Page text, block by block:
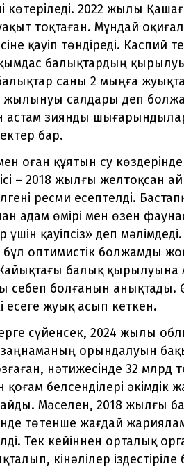
көтеріледі. 2022 жылы
уақыт тоқтаған. Мұндай
қауіп төндіреді.
балықтардың
саны 2 мыңға
жылынуы салдары деп
астам зиянды
бар.
оған құятын су
– 2018 жылғы желтоқсан
ресми есептелді.
адам өмірі мен өзен
үшін қауіпсіз» деп
бұл оптимистік болжамды
балық қырылуына
себеп болғанын анықтады.
есеге жуық асып кеткен.
сүйенсек, 2024 жылы
орындалуын
нәтижесінде 32
белсенділері әкімдік
Мәселен, 2018 жылғы
төтенше жағдай
Тек кейіннен орталық
кінәлілер